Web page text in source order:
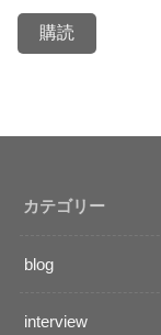
ル
カテゴリー
blog
interview